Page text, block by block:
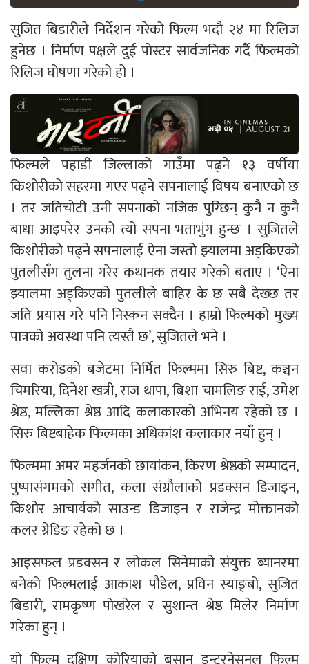
सुजित बिडारीले निर्देशन गरेको फिल्म भदौ २४ मा रिलिज
हुनेछ । निर्माण पक्षले दुई पोस्टर सार्वजनिक गर्दै फिल्मको
रिलिज घोषणा गरेको हो ।
फिल्मले पहाडी जिल्लाको गाउँमा पढ्ने १३ वर्षीया
किशोरीको सहरमा गएर पढ्ने सपनालाई विषय बनाएको छ
। तर जतिचोटी उनी सपनाको नजिक पुग्छिन् कुनै न कुनै
बाधा आइपरेर उनको त्यो सपना भताभुंग हुन्छ । सुजितले
किशोरीको पढ्ने सपनालाई ऐना जस्तो झ्यालमा अड्किएको
पुतलीसँग तुलना गरेर कथानक तयार गरेको बताए । ‘ऐना
झ्यालमा अड्किएको पुतलीले बाहिर के छ सबै देख्छ तर
जति प्रयास गरे पनि निस्कन सक्दैन । हाम्रो फिल्मको मुख्य
पात्रको अवस्था पनि त्यस्तै छ’, सुजितले भने ।
सवा करोडको बजेटमा निर्मित फिल्ममा सिरु बिष्ट, कञ्चन
चिमरिया, दिनेश खत्री, राज थापा, बिशा चामलिङ राई, उमेश
श्रेष्ठ, मल्लिका श्रेष्ठ आदि कलाकारको अभिनय रहेको छ ।
सिरु बिष्टबाहेक फिल्मका अधिकांश कलाकार नयाँ हुन् ।
फिल्ममा अमर महर्जनको छायांकन, किरण श्रेष्ठको सम्पादन,
पुष्पासंगमको संगीत, कला संग्रौलाको प्रडक्सन डिजाइन,
किशोर आचार्यको साउन्ड डिजाइन र राजेन्द्र मोक्तानको
कलर ग्रेडिङ रहेको छ ।
आइसफल प्रडक्सन र लोकल सिनेमाको संयुक्त ब्यानरमा
बनेको फिल्मलाई आकाश पौडेल, प्रविन स्याङ्बो, सुजित
बिडारी, रामकृष्ण पोखरेल र सुशान्त श्रेष्ठ मिलेर निर्माण
गरेका हुन् ।